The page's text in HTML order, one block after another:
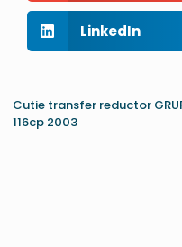
LinkedIn
Cutie transfer reductor
116cp 2003